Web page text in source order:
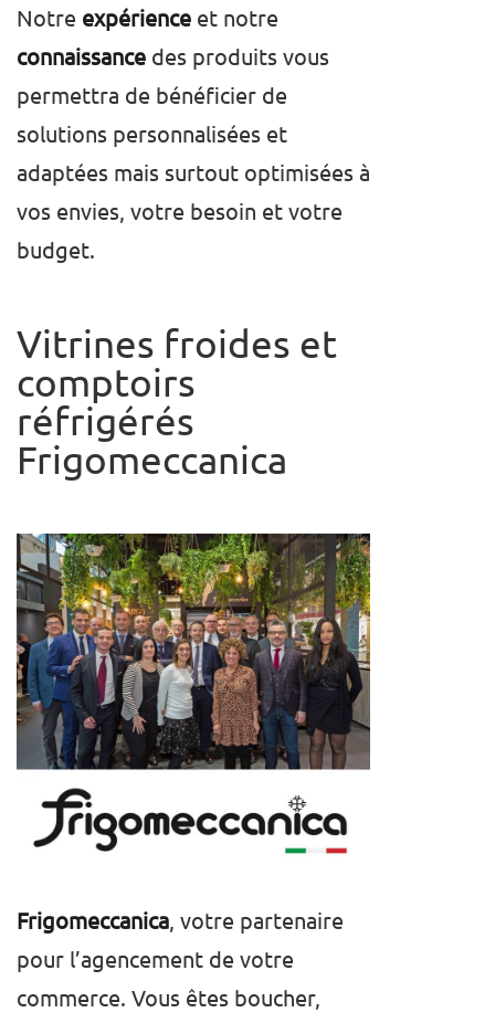
Notre expérience et notre
connaissance des produits vous
permettra de bénéficier de
solutions personnalisées et
adaptées mais surtout optimisées à
vos envies, votre besoin et votre
budget.
Vitrines froides et
comptoirs
réfrigérés
Frigomeccanica
Frigomeccanica , votre partenaire
pour l’agencement de votre
commerce. Vous êtes boucher,